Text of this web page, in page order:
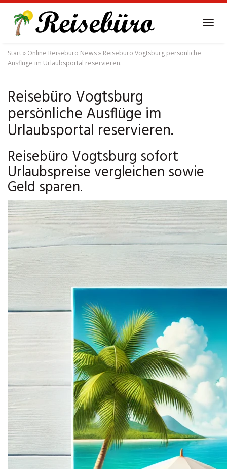
main
content
Start» Online Reisebüro News» Reisebüro Vogtsburg persönliche
Ausflüge im Urlaubsportal reservieren.
Reisebüro Vogtsburg
persönliche Ausflüge im
Urlaubsportal reservieren.
Reisebüro Vogtsburg sofort
Urlaubspreise vergleichen sowie
Geld sparen.